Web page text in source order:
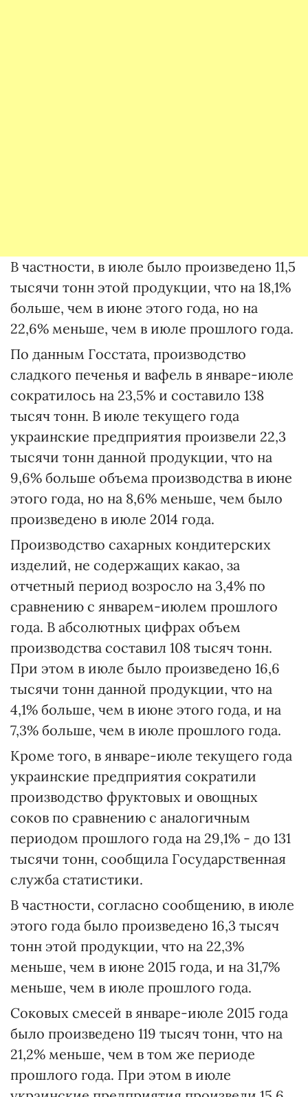
В частности, в июле было произведено 11,5
тысячи тонн этой продукции, что на 18,1%
больше, чем в июне этого года, но на
22,6% меньше, чем в июле прошлого года.
По данным Госстата, производство
сладкого печенья и вафель в январе-июле
сократилось на 23,5% и составило 138
тысяч тонн. В июле текущего года
украинские предприятия произвели 22,3
тысячи тонн данной продукции, что на
9,6% больше объема производства в июне
этого года, но на 8,6% меньше, чем было
произведено в июле 2014 года.
Производство сахарных кондитерских
изделий, не содержащих какао, за
отчетный период возросло на 3,4% по
сравнению с январем-июлем прошлого
года. В абсолютных цифрах объем
производства составил 108 тысяч тонн.
При этом в июле было произведено 16,6
тысячи тонн данной продукции, что на
4,1% больше, чем в июне этого года, и на
7,3% больше, чем в июле прошлого года.
Кроме того, в январе-июле текущего года
украинские предприятия сократили
производство фруктовых и овощных
соков по сравнению с аналогичным
периодом прошлого года на 29,1% - до 131
тысячи тонн, сообщила Государственная
служба статистики.
В частности, согласно сообщению, в июле
этого года было произведено 16,3 тысяч
тонн этой продукции, что на 22,3%
меньше, чем в июне 2015 года, и на 31,7%
меньше, чем в июле прошлого года.
Соковых смесей в январе-июле 2015 года
было произведено 119 тысяч тонн, что на
21,2% меньше, чем в том же периоде
прошлого года. При этом в июле